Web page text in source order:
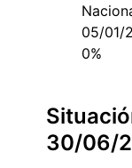
05/01/
0%
30/06/